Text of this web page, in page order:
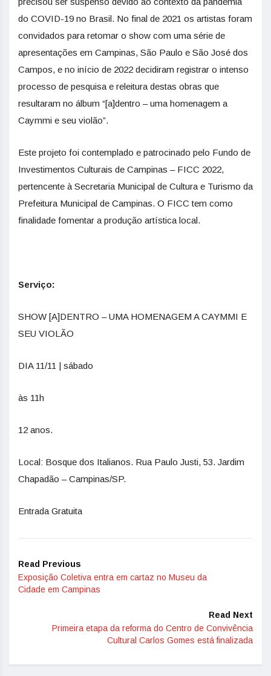
do COVID-19 no Brasil. No final de 2021 os artistas foram
convidados para retomar o show com uma série de
apresentações em Campinas, São Paulo e São José dos
Campos, e no início de 2022 decidiram registrar o intenso
processo de pesquisa e releitura destas obras que
resultaram no álbum “[a]dentro – uma homenagem a
Caymmi e seu violão”.
Este projeto foi contemplado e patrocinado pelo Fundo de
Investimentos Culturais de Campinas – FICC 2022,
pertencente à Secretaria Municipal de Cultura e Turismo da
Prefeitura Municipal de Campinas. O FICC tem como
finalidade fomentar a produção artística local.
Serviço:
SHOW [A]DENTRO – UMA HOMENAGEM A CAYMMI E
SEU VIOLÃO
DIA 11/11 | sábado
às 11h
12 anos.
Local: Bosque dos Italianos. Rua Paulo Justi, 53. Jardim
Chapadão – Campinas/SP.
Entrada Gratuita
Read Previous
Exposição Coletiva entra em cartaz no Museu da
Cidade em Campinas
Read Next
Primeira etapa da reforma do Centro de Convivência
Cultural Carlos Gomes está finalizada